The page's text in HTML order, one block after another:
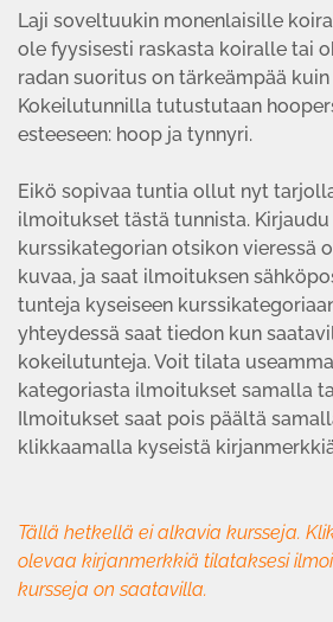
Laji soveltuukin monenlaisille
ole fyysisesti raskasta koiralle tai
radan suoritus on tärkeämpää
Kokeilutunnilla tutustutaan
esteeseen: hoop ja tynnyri.
Eikö sopivaa tuntia ollut nyt
ilmoitukset tästä tunnista. Kirjaudu
kurssikategorian otsikon vieressä
kuvaa, ja saat ilmoituksen
tunteja kyseiseen
yhteydessä saat tiedon kun
kokeilutunteja. Voit tilata
kategoriasta ilmoitukset samalla
Ilmoitukset saat pois päältä
klikkaamalla kyseistä
Tällä hetkellä ei alkavia kursseja.
olevaa kirjanmerkkiä tilataksesi
kursseja on saatavilla.